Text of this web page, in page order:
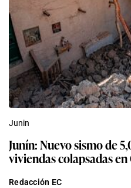
Junin
Junín: Nuevo sismo de
viviendas colapsadas
Redacción EC